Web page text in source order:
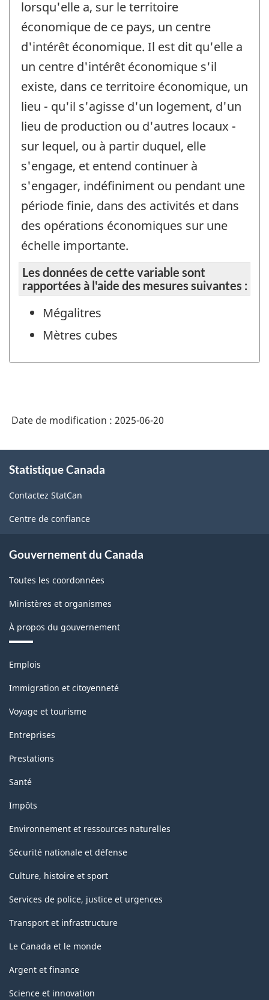
lorsqu'elle a, sur le territoire
économique de ce pays, un centre
d'intérêt économique. Il est dit qu'elle a
un centre d'intérêt économique s'il
existe, dans ce territoire économique, un
lieu - qu'il s'agisse d'un logement, d'un
lieu de production ou d'autres locaux -
sur lequel, ou à partir duquel, elle
s'engage, et entend continuer à
s'engager, indéfiniment ou pendant une
période finie, dans des activités et dans
des opérations économiques sur une
échelle importante.
Les données de cette variable sont
rapportées à l'aide des mesures suivantes :
Mégalitres
Mètres cubes
Date de modification : 2025-06-20
propos
ce
site
Statistique Canada
Contactez StatCan
Centre de confiance
Gouvernement du Canada
Toutes les coordonnées
Ministères et organismes
À propos du gouvernement
Thèmes
sujets
Emplois
Immigration et citoyenneté
Voyage et tourisme
Entreprises
Prestations
Santé
Impôts
Environnement et ressources naturelles
Sécurité nationale et défense
Culture, histoire et sport
Services de police, justice et urgences
Transport et infrastructure
Le Canada et le monde
Argent et finance
Science et innovation